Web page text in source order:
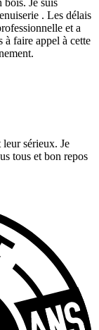
. Les délais
et a
à faire appel à cette
sérieux. Je
tous et bon repos